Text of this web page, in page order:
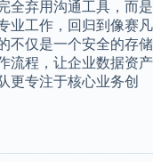
全弃用沟通工具，而是
业工作，回归到像赛凡
不仅是一个安全的存储
流程，让企业数据资产
更专注于核心业务创